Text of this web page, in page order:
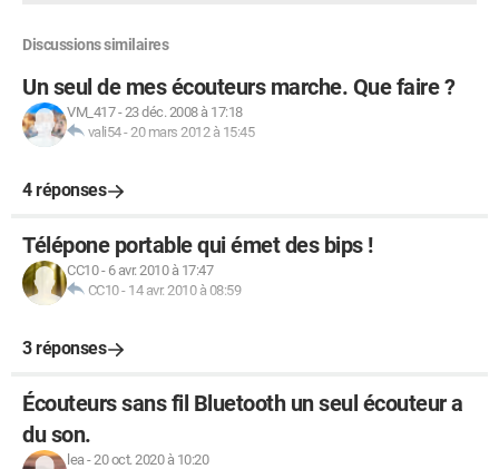
Discussions similaires
Un seul de mes écouteurs marche. Que faire ?
VM_417-23 déc. 2008 à 17:18
vali54-20 mars 2012 à 15:45
4 réponses
Télépone portable qui émet des bips !
CC10- 6 avr. 2010 à 17:47
CC10- 14 avr. 2010 à 08:59
3 réponses
Écouteurs sans fil Bluetooth un seul écouteur a
du son.
lea-20 oct. 2020 à 10:20